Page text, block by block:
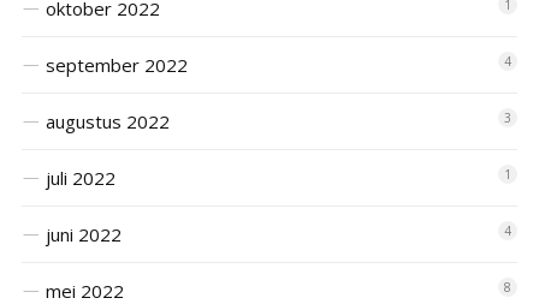
oktober 2022 1
september 2022 4
augustus 2022 3
juli 2022 1
juni 2022 4
mei 2022 8